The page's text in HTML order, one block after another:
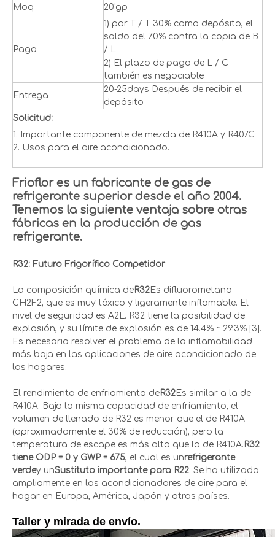
Moq 20'gp
Pago
1) por T / T 30% como depósito, el
saldo del 70% contra la copia de B
/ L
2) El plazo de pago de L / C
también es negociable
Entrega
20-25days Después de recibir el
depósito
Solicitud:
1. Importante componente de mezcla de R410A y R407C
2. Usos para el aire acondicionado.
Frioflor es un fabricante de gas de
refrigerante superior desde el año 2004.
Tenemos la siguiente ventaja sobre otras
fábricas en la producción de gas
refrigerante.
R32: Futuro Frigorífico Competidor
La composición química de R32 Es difluorometano
CH2F2, que es muy tóxico y ligeramente inflamable. El
nivel de seguridad es A2L. R32 tiene la posibilidad de
explosión, y su límite de explosión es de 14.4% ~ 29.3% [3].
Es necesario resolver el problema de la inflamabilidad
más baja en las aplicaciones de aire acondicionado de
los hogares.
El rendimiento de enfriamiento de R32 Es similar a la de
R410A. Bajo la misma capacidad de enfriamiento, el
volumen de llenado de R32 es menor que el de R410A
(aproximadamente el 30% de reducción), pero la
temperatura de escape es más alta que la de R410A. R32
tiene ODP = 0 y GWP = 675, el cual es unrefrigerante
verdey unSustituto importante para R22. Se ha utilizado
ampliamente en los acondicionadores de aire para el
hogar en Europa, América, Japón y otros países.
Taller y mirada de envío.